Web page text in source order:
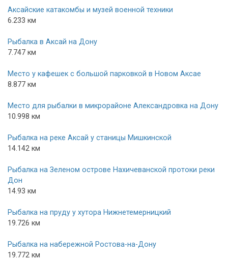
Аксайские катакомбы и музей военной техники
6.233 км
Рыбалка в Аксай на Дону
7.747 км
Место у кафешек с большой парковкой в Новом Аксае
8.877 км
Место для рыбалки в микрорайоне Александровка на Дону
10.998 км
Рыбалка на реке Аксай у станицы Мишкинской
14.142 км
Рыбалка на Зеленом острове Нахичеванской протоки реки
Дон
14.93 км
Рыбалка на пруду у хутора Нижнетемерницкий
19.726 км
Рыбалка на набережной Ростова-на-Дону
19.772 км